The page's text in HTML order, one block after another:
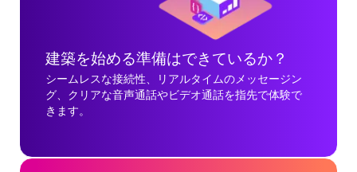
建築を始める準備はできているか？
シームレスな接続性、リアルタイムのメッセージン
グ、クリアな音声通話やビデオ通話を指先で体験で
きます。